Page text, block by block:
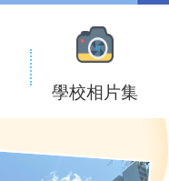
學校相片集